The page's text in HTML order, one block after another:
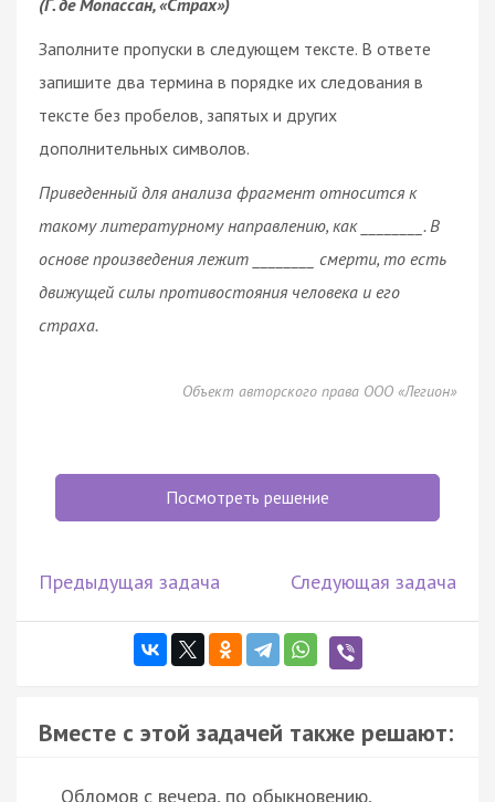
Заполните пропуски в следующем тексте. В ответе
запишите два термина в порядке их следования в
тексте без пробелов, запятых и других
дополнительных символов.
Приведенный для анализа фрагмент относится к
такому литературному направлению, как ________. В
основе произведения лежит ________ смерти, то есть
движущей силы противостояния человека и его
страха.
Объект авторского права ООО «Легион»
Посмотреть решение
Предыдущая задача Следующая задача
Вместе с этой задачей также решают:
Обломов с вечера, по обыкновению,